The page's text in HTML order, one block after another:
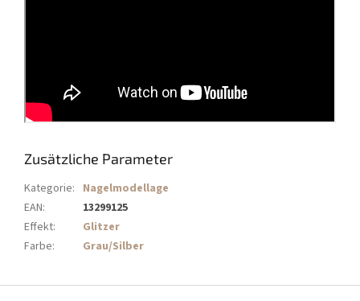
Zusätzliche Parameter
Kategorie: Nagelmodellage
EAN:
13299125
Effekt:
Glitzer
Farbe: Grau/Silber